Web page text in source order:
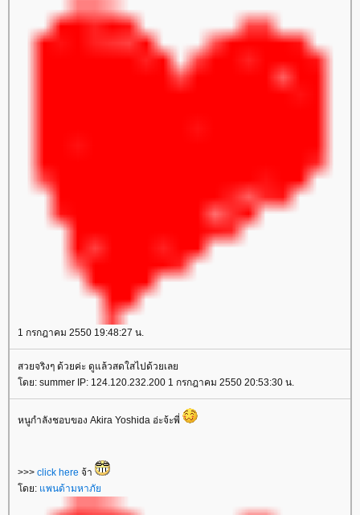
1 กรกฎาคม 2550 19:48:27 น.
สวยจริงๆ ด้วยค่ะ ดูแล้วสดใสไปด้วยเล
ดย: summer IP: 124.120.232.200 1 กรกฎาคม 2550 20:53:30 น.
หนูกำลังชอบของ Akira Yoshida อ่ะจ้ะพี่
>>> click here จ้า
ดย: พนด้ามหาภั